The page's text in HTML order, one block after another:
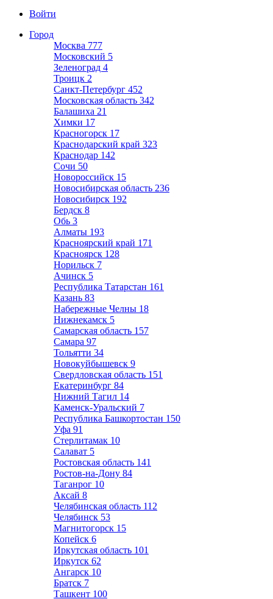
Войти
Город
Москва 777
Московский 5
Зеленоград 4
Троицк 2
Санкт-Петербург 452
Московская область 342
Балашиха 21
Химки 17
Красногорск 17
Краснодарский край 323
Краснодар 142
Сочи 50
Новороссийск 15
Новосибирская область 236
Новосибирск 192
Бердск 8
Обь 3
Алматы 193
Красноярский край 171
Красноярск 128
Норильск 7
Ачинск 5
Республика Татарстан 161
Казань 83
Набережные Челны 18
Нижнекамск 5
Самарская область 157
Самара 97
Тольятти 34
Новокуйбышевск 9
Свердловская область 151
Екатеринбург 84
Нижний Тагил 14
Каменск-Уральский 7
Республика Башкортостан 150
Уфа 91
Стерлитамак 10
Салават 5
Ростовская область 141
Ростов-на-Дону 84
Таганрог 10
Аксай 8
Челябинская область 112
Челябинск 53
Магнитогорск 15
Копейск 6
Иркутская область 101
Иркутск 62
Ангарск 10
Братск 7
Ташкент 100